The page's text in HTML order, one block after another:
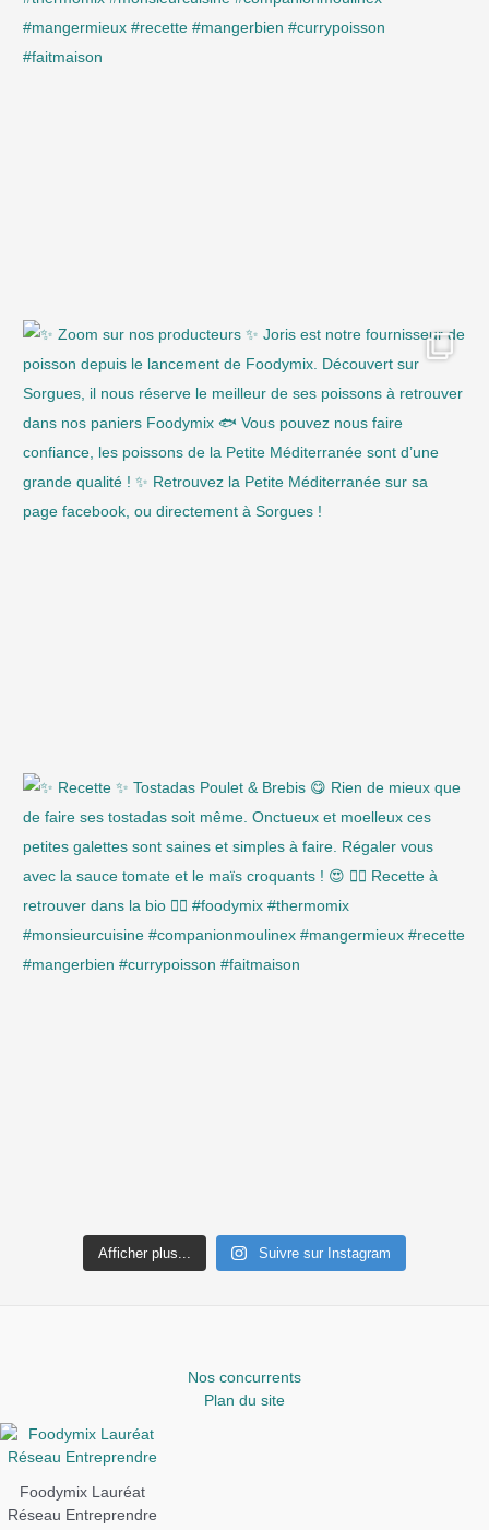
Afficher plus... Suivre sur Instagram
Nos concurrents
Plan du site
Foodymix Lauréat
Réseau Entreprendre